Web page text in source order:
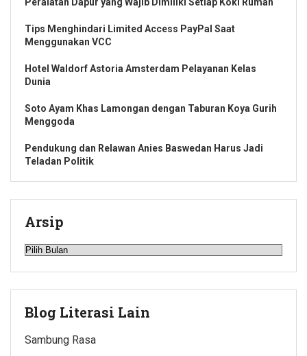
Tips Menghindari Limited Access PayPal Saat
Menggunakan VCC
Hotel Waldorf Astoria Amsterdam Pelayanan Kelas
Dunia
Soto Ayam Khas Lamongan dengan Taburan Koya Gurih
Menggoda
Pendukung dan Relawan Anies Baswedan Harus Jadi
Teladan Politik
Arsip
Arsip
Blog Literasi Lain
Sambung Rasa